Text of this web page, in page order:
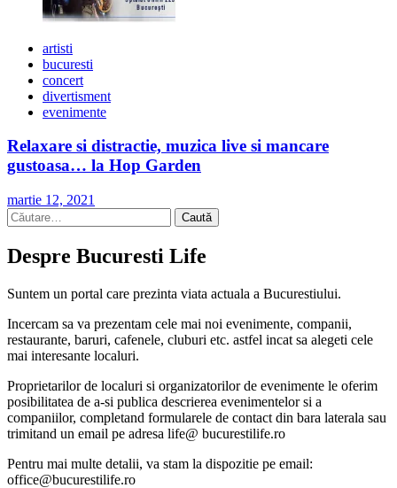
artisti
bucuresti
concert
divertisment
evenimente
Relaxare si distractie, muzica live si mancare
gustoasa… la Hop Garden
martie 12, 2021
Caută
după:
Despre Bucuresti Life
Suntem un portal care prezinta viata actuala a Bucurestiului.
Incercam sa va prezentam cele mai noi evenimente, companii,
restaurante, baruri, cafenele, cluburi etc. astfel incat sa alegeti cele
mai interesante localuri.
Proprietarilor de localuri si organizatorilor de evenimente le oferim
posibilitatea de a-si publica descrierea evenimentelor si a
companiilor, completand formularele de contact din bara laterala sau
trimitand un email pe adresa life@ bucurestilife.ro
Pentru mai multe detalii, va stam la dispozitie pe email:
office@bucurestilife.ro